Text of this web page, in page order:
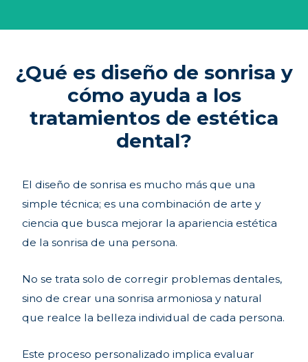
¿Qué es diseño de sonrisa y
cómo ayuda a los
tratamientos de estética
dental?
El diseño de sonrisa es mucho más que una
simple técnica; es una combinación de arte y
ciencia que busca mejorar la apariencia estética
de la sonrisa de una persona.
No se trata solo de corregir problemas dentales,
sino de crear una sonrisa armoniosa y natural
que realce la belleza individual de cada persona.
Este proceso personalizado implica evaluar